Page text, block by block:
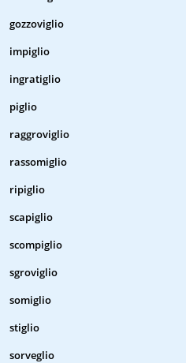
gozzoviglio
impiglio
ingratiglio
piglio
raggroviglio
rassomiglio
ripiglio
scapiglio
scompiglio
sgroviglio
somiglio
stiglio
sorveglio